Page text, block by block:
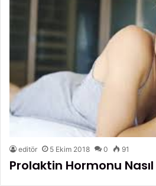
editör 5 Ekim 2018 0 91
Prolaktin Hormonu